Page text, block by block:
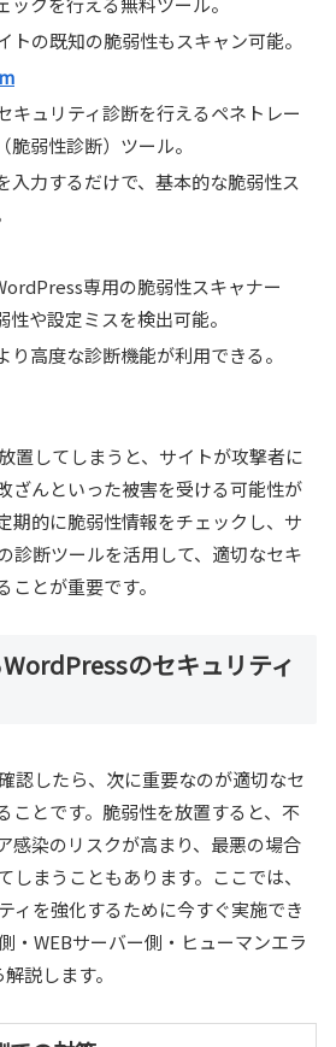
トの既知の脆弱性もスキャン可能。
キュリティ診断を行えるペネトレー
脆弱性診断）ツール。
入力するだけで、基本的な脆弱性ス
専用の脆弱性スキャナー
性や設定ミスを検出可能。
り高度な診断機能が利用できる。
置してしまうと、サイトが攻撃者に
ざんといった被害を受ける可能性が
期的に脆弱性情報をチェックし、サ
診断ツールを活用して、適切なセキ
ことが重要です。
のセキュリティ
認したら、次に重要なのが適切なセ
ことです。脆弱性を放置すると、不
感染のリスクが高まり、最悪の場合
しまうこともあります。ここでは、
ィを強化するために今すぐ実施でき
・WEBサーバー側・ヒューマンエラ
説します。